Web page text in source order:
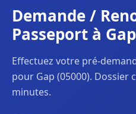
Demande /
Passeport à Gap
Effectuez votre pré-
pour Gap (05000).
minutes.